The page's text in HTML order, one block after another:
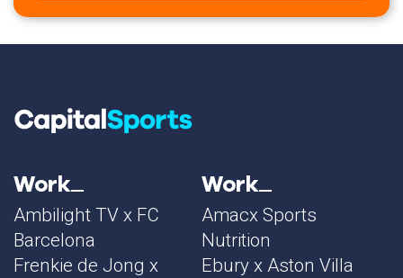
Work
Ambilight TV x FC
Barcelona
Frenkie de Jong x
Work
Amacx Sports
Nutrition
Ebury x Aston Villa